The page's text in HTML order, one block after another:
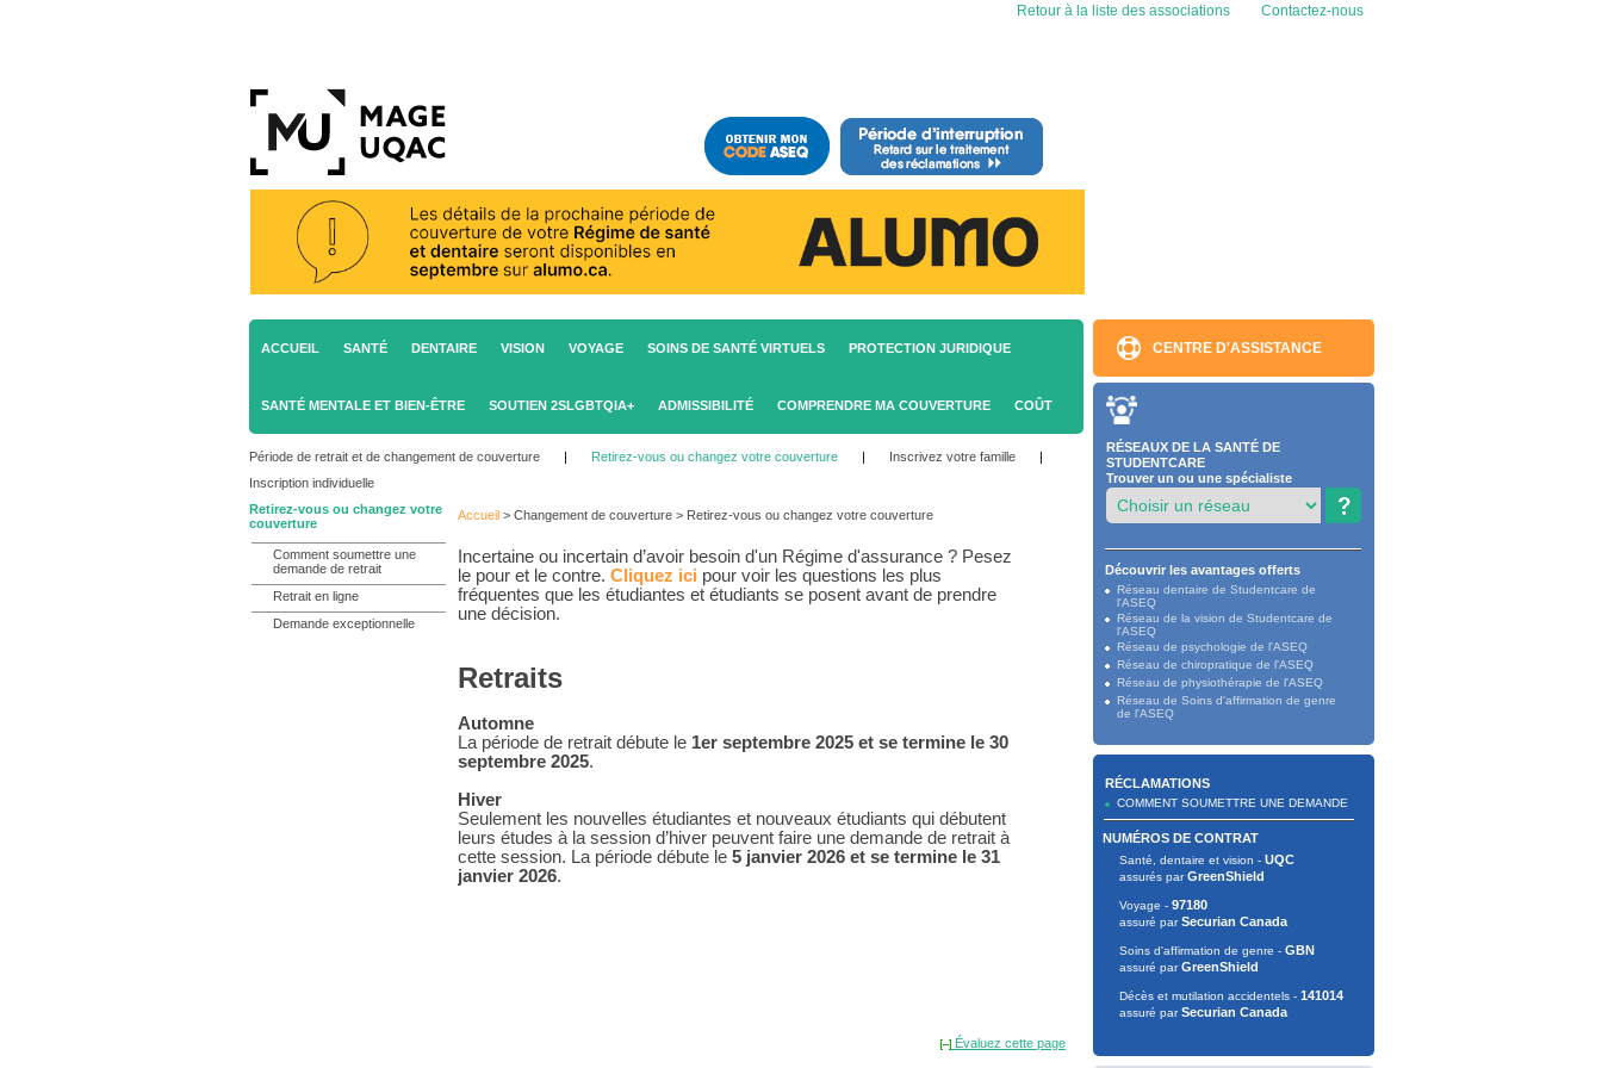
Retour à la liste des associations Contactez-nous
ACCUEIL SANTÉ DENTAIRE VISION VOYAGE SOINS DE SANTÉ VIRTUELS PROTECTION JURIDIQUE
SANTÉ MENTALE ET BIEN-ÊTRE SOUTIEN 2SLGBTQIA+ ADMISSIBILITÉ COMPRENDRE MA COUVERTURE COÛT
Période de retrait et de changement de couverture | Retirez-vous ou changez votre couverture | Inscrivez votre famille
|
Inscription individuelle
Retirez-vous ou changez votre
couverture
Comment soumettre une
demande de retrait
Retrait en ligne
Demande exceptionnelle
Accueil > Changement de couverture > Retirez-vous ou changez votre couverture
Incertaine ou incertain d’avoir besoin d'un Régime d'assurance ? Pesez
le pour et le contre. Cliquez ici pour voir les questions les plus
fréquentes que les étudiantes et étudiants se posent avant de prendre
une décision.
Retraits
Automne
La période de retrait débute le 1er septembre 2025 et se termine le 30
septembre 2025.
Hiver
Seulement les nouvelles étudiantes et nouveaux étudiants qui débutent
leurs études à la session d’hiver peuvent faire une demande de retrait à
cette session. La période débute le 5 janvier 2026 et se termine le 31
janvier 2026.
Évaluez cette page
CENTRE D'ASSISTANCE
RÉSEAUX DE LA SANTÉ DE
STUDENTCARE
Trouver un ou une spécialiste
Découvrir les avantages offerts
Réseau dentaire de Studentcare de
l'ASEQ
Réseau de la vision de Studentcare de
l'ASEQ
Réseau de psychologie de l'ASEQ
Réseau de chiropratique de l'ASEQ
Réseau de physiothérapie de l'ASEQ
Réseau de Soins d'affirmation de genre
de l'ASEQ
RÉCLAMATIONS
COMMENT SOUMETTRE UNE DEMANDE
NUMÉROS DE CONTRAT
Santé, dentaire et vision - UQC
assurés parGreenShield
Voyage - 97180
assuré parSecurian Canada
Soins d'affirmation de genre - GBN
assuré parGreenShield
Décès et mutilation accidentels - 141014
assuré parSecurian Canada